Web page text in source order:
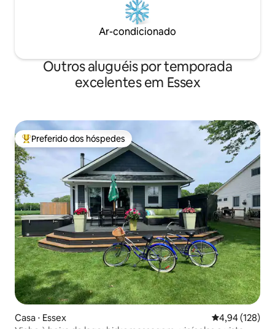
Ar-condicionado
Outros aluguéis por temporada
excelentes em Essex
Entre os melhores preferidos dos hóspedes
Preferido dos hóspedes
Casa ⋅ Essex 4,94 de uma
4,94 (128)